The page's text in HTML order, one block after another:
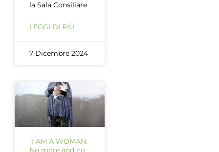
la Sala Consiliare
LEGGI DI PIÙ
7 Dicembre 2024
“I AM A WOMAN.
No more and no